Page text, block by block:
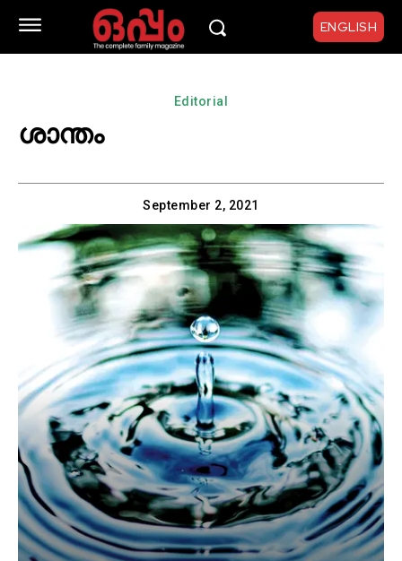
ENGLISH
Editorial
ശാന്തം
September 2, 2021